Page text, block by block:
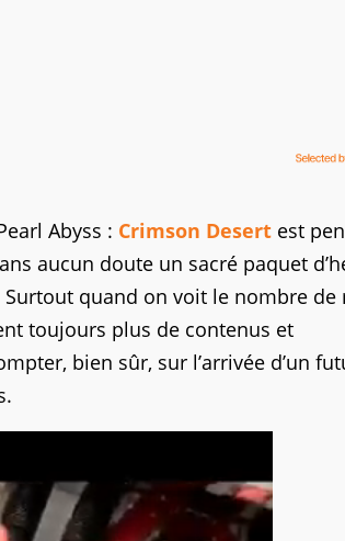
Abyss : Crimson Desert est
aucun doute un sacré paquet
quand on voit le nombre de
toujours plus de contenus et
bien sûr, sur l’arrivée d’un